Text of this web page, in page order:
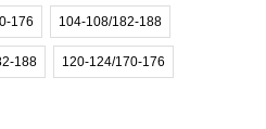
176 104-108/182-188
188 120-124/170-176